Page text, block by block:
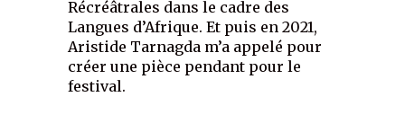
Récréâtrales dans le cadre des
Langues d’Afrique. Et puis en 2021,
Aristide Tarnagda m’a appelé pour
créer une pièce pendant pour le
festival.